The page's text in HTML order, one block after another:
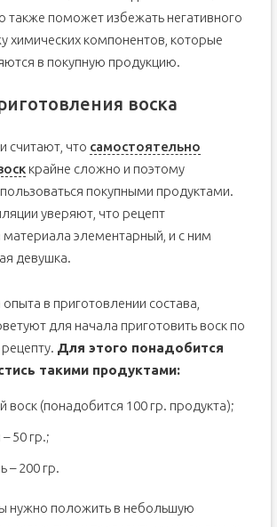
также поможет избежать негативного
химических компонентов, которые
в покупную продукцию.
воска
считают, что самостоятельно
крайне сложно и поэтому
покупными продуктами.
уверяют, что рецепт
материала элементарный, и с ним
девушка.
в приготовлении состава,
для начала приготовить воск по
Для этого понадобится
такими продуктами:
воск (понадобится 100 гр. продукта);
50 гр.;
– 200 гр.
нужно положить в небольшую